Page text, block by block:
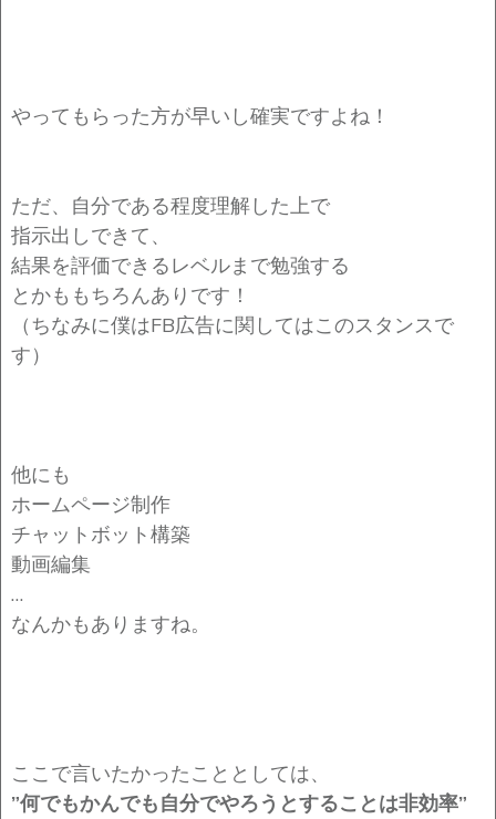
やってもらった方が早いし確実ですよね！
ただ、自分である程度理解した上で
指示出しできて、
結果を評価できるレベルまで勉強する
とかももちろんありです！
（ちなみに僕はFB広告に関してはこのスタンスで
す）
他にも
ホームページ制作
チャットボット構築
動画編集
…
なんかもありますね。
ここで言いたかったこととしては、
”何でもかんでも自分でやろうとすることは非効率”